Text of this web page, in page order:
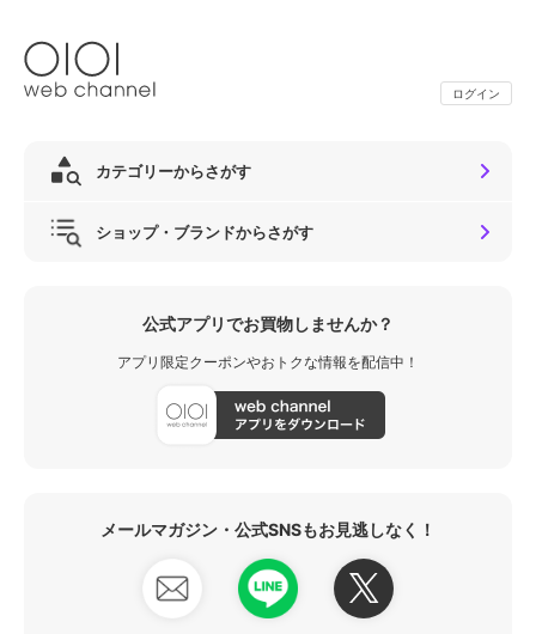
ログイン
カテゴリーからさがす
ショップ・ブランドからさがす
公式アプリでお買物しませんか？
アプリ限定クーポンやおトクな情報を配信中！
メールマガジン・公式SNSもお見逃しなく！